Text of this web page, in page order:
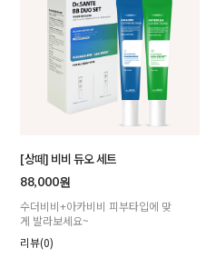
[상떼] 비비 듀오 세트
88,000원
수더비비+아카비비 피부타입에 맞
게 발라보세요~
리뷰(0)